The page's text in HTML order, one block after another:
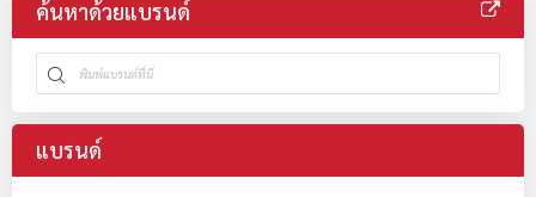
ค้นหาด้วยแบรนด์
แบรนด์